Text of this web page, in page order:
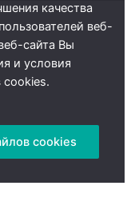
качества
веб-
сайта Вы
и условия
cookies.
cookies